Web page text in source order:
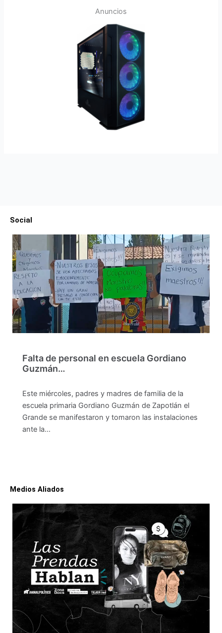
Anuncios
Social
Falta de personal en escuela Gordiano
Guzmán…
Este miércoles, padres y madres de familia de la
escuela primaria Gordiano Guzmán de Zapotlán el
Grande se manifestaron y tomaron las instalaciones
ante la…
Medios Aliados